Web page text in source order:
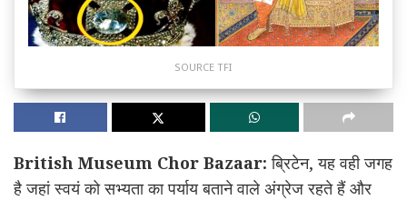
SOURCE TFI
British Museum Chor Bazaar: ब्रिटेन, यह वही जगह
है जहां स्वयं को सभ्यता का पर्याय बताने वाले अंग्रेज रहते हैं और